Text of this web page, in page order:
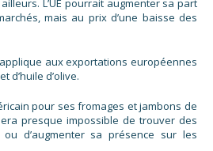
L’UE pourrait augmenter sa part
mais au prix d’une baisse des
aux exportations européennes
d’huile d’olive.
pour ses fromages et jambons de
presque impossible de trouver des
d’augmenter sa présence sur les